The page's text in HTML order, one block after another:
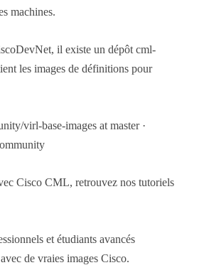
machines.
il existe un dépôt cml-
les images de définitions pour
virl-base-images at master ·
Cisco CML, retrouvez nos tutoriels
et étudiants avancés
de vraies images Cisco.